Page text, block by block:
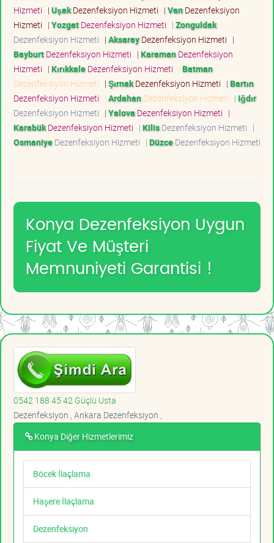
Hizmeti | UşakDezenfeksiyon Hizmeti | VanDezenfeksiyon
Hizmeti | YozgatDezenfeksiyon Hizmeti | Zonguldak
Dezenfeksiyon Hizmeti | AksarayDezenfeksiyon Hizmeti |
BayburtDezenfeksiyon Hizmeti | KaramanDezenfeksiyon
Hizmeti | KırıkkaleDezenfeksiyon Hizmeti | Batman
Dezenfeksiyon Hizmeti | ŞırnakDezenfeksiyon Hizmeti | Bartın
Dezenfeksiyon Hizmeti | ArdahanDezenfeksiyon Hizmeti | Iğdır
Dezenfeksiyon Hizmeti | Yalova Dezenfeksiyon Hizmeti |
KarabükDezenfeksiyon Hizmeti | KilisDezenfeksiyon Hizmeti |
OsmaniyeDezenfeksiyon Hizmeti | DüzceDezenfeksiyon Hizmeti
Konya Dezenfeksiyon Uygun
Fiyat Ve Müşteri
Memnuniyeti Garantisi !
0542 188 45 42 Güçlü Usta
Dezenfeksiyon , Ankara Dezenfeksiyon ,
Konya Diğer Hizmetlerimiz
Böcek İlaçlama
Haşere İlaçlama
Dezenfeksiyon